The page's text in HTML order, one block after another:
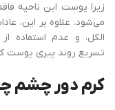
زیرا پوست این ناحیه
می‌شود. علاوه بر این،
الکل، و عدم استفاده
تسریع روند پیری پوست
کرم دور چشم